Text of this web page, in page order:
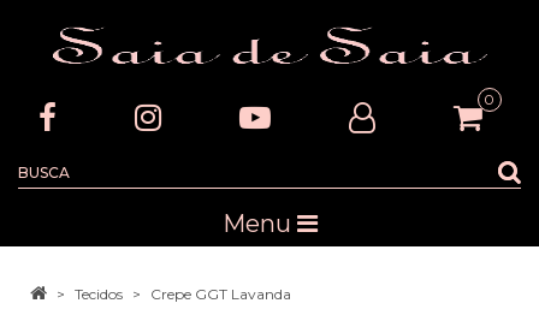
0
Menu
Tecidos Crepe GGT Lavanda